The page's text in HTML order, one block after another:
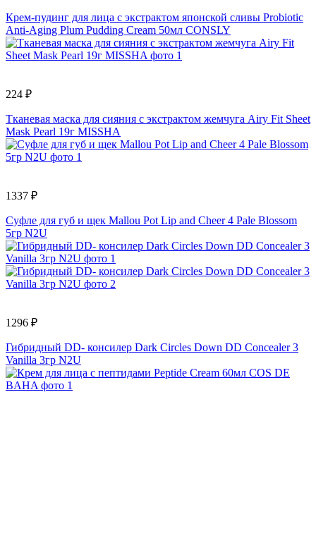
Крем-пудинг для лица с экстрактом японской сливы Probiotic
Anti-Aging Plum Pudding Cream 50мл CONSLY
224 ₽
Тканевая маска для сияния с экстрактом жемчуга Airy Fit Sheet
Mask Pearl 19г MISSHA
1337 ₽
Суфле для губ и щек Mallou Pot Lip and Cheer 4 Pale Blossom
5гр N2U
1296 ₽
Гибридный DD- консилер Dark Circles Down DD Concealer 3
Vanilla 3гр N2U